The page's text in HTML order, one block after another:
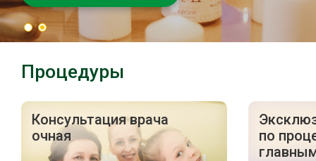
Процедуры
Консультация врача
очная
по